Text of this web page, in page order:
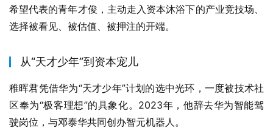
希望代表的青年才俊，主动走入资本沐浴下的产业竞技场、
选择被看见、被估值、被押注的开端。
从“天才少年”到资本宠儿
稚晖君凭借华为“天才少年”计划的选中光环，一度被技术社
区奉为“极客理想”的具象化。2023年，他辞去华为智能驾
驶岗位，与邓泰华共同创办智元机器人。